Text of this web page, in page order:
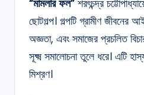
“মামলার ফল”শরৎচন্দ্র
ছোটগল্প। গল্পটি গ্রামীণ জীবনের
অজ্ঞতা, এবং সমাজের প্রচলিত
সূক্ষ্ম সমালোচনা তুলে ধরে। এটি
মিশ্রণ।